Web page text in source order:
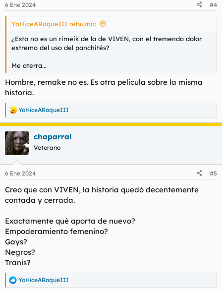
e
s
6 Ene 2024 #4
YoHiceARoqueIII rebuznó:
¿Esto no es un rimeik de la de VIVEN, con el tremendo dolor
extremo del uso del panchités?
Me aterra...
Hombre, remake no es. Es otra película sobre la misma
historia.
R
e
a
c
c
i
e
:
YoHiceARoqueIII
chaparral
Veterano
6 Ene 2024 #5
Creo que con VIVEN, la historia quedó decentemente
contada y cerrada.
Exactamente qué aporta de nuevo?
Empoderamiento femenino?
Gays?
Negros?
Tranis?
R
YoHiceARoqueIII